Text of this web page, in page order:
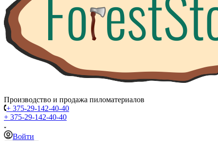
Производство и продажа пиломатериалов
+ 375-29-142-40-40
+ 375-29-142-40-40
Войти